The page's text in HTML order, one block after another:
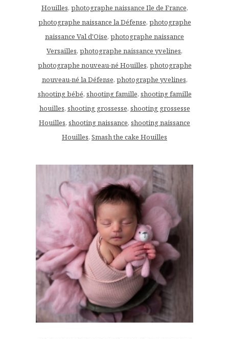
Houilles, photographe naissance Ile de France,
photographe naissance la Défense, photographe
naissance Val d'Oise, photographe naissance
Versailles, photographe naissance yvelines,
photographe nouveau-né Houilles, photographe
nouveau-né la Défense, photographe yvelines,
shooting bébé, shooting famille, shooting famille
houilles, shooting grossesse, shooting grossesse
Houilles, shooting naissance, shooting naissance
Houilles, Smash the cake Houilles